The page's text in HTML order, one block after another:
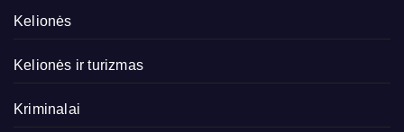
Kelionės
Kelionės ir turizmas
Kriminalai